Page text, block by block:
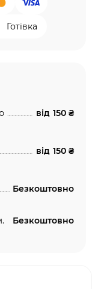
Готівка
від 150 ₴
від 150 ₴
Безкоштовно
Безкоштовно